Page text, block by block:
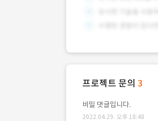
프로젝트 문의 3
비밀 댓글입니다.
2022.04.29. 오후 18:48